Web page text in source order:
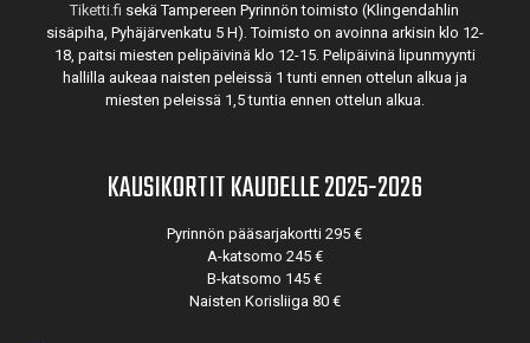
Tiketti.fi sekä Tampereen Pyrinnön toimisto (Klingendahlin
sisäpiha, Pyhäjärvenkatu 5 H). Toimisto on avoinna arkisin klo 12-
18, paitsi miesten pelipäivinä klo 12-15. Pelipäivinä lipunmyynti
hallilla aukeaa naisten peleissä 1 tunti ennen ottelun alkua ja
miesten peleissä 1,5 tuntia ennen ottelun alkua.
KAUSIKORTIT KAUDELLE 2025-2026
Pyrinnön pääsarjakortti 295 €
A-katsomo 245 €
B-katsomo 145 €
Naisten Korisliiga 80 €